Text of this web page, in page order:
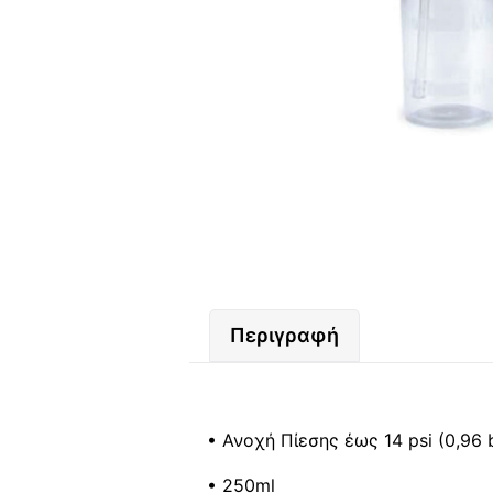
Περιγραφή
• Ανοχή Πίεσης έως 14 psi (0,96
• 250ml